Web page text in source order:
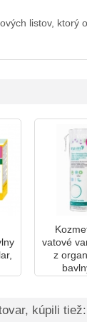
listov, ktorý
vatové
z
kúpili tiež: